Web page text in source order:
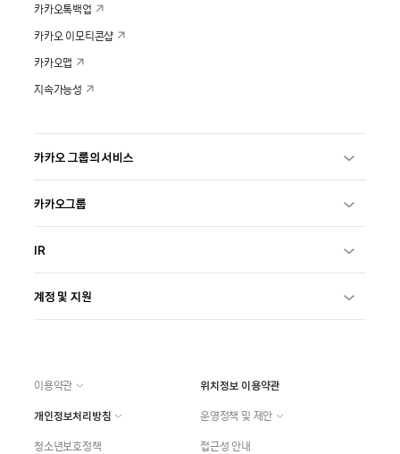
카카오톡백업
카카오 이모티콘샵
카카오맵
지속가능성
카카오 그룹의 서비스
카카오그룹
IR
계정 및 지원
이용약관
위치정보 이용약관
개인정보처리방침
운영정책 및 제안
청소년보호정책
접근성 안내